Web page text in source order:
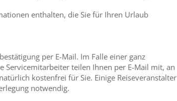
enthalten, die Sie für Ihren Urlaub
per E-Mail. Im Falle einer ganz
Servicemitarbeiter teilen Ihnen per E-Mail mit, an
kostenfrei für Sie. Einige Reiseveranstalter
notwendig.